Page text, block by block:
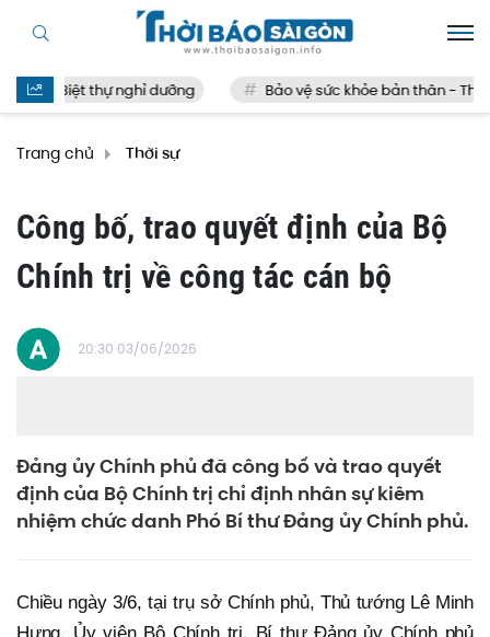
Biệt thự nghỉ dưỡng Bảo vệ sức khỏe bản thân - Thế
Trang chủ Thời sự
Công bố, trao quyết định của Bộ
Chính trị về công tác cán bộ
20:30 03/06/2026
Đảng ủy Chính phủ đã công bố và trao quyết
định của Bộ Chính trị chỉ định nhân sự kiêm
nhiệm chức danh Phó Bí thư Đảng ủy Chính phủ.
Chiều ngày 3/6, tại trụ sở Chính phủ, Thủ tướng Lê Minh